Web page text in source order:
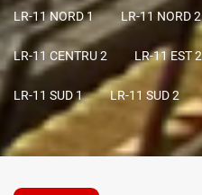
LR-11 NORD 1 LR-11 NORD 2
LR-11 CENTRU 2 LR-11 EST 2
LR-11 SUD 1 LR-11 SUD 2